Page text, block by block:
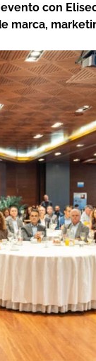
con
marca,